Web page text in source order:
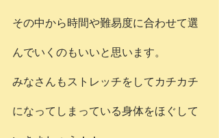
その中から時間や難易度に合わせて選
んでいくのもいいと思います。
みなさんもストレッチをしてカチカチ
になってしまっている身体をほぐして